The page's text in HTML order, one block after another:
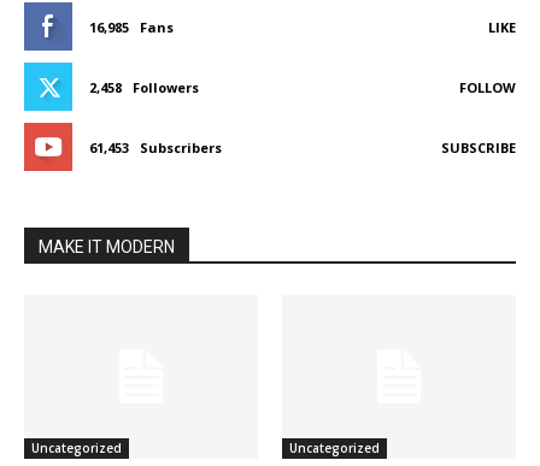
16,985 Fans LIKE
2,458 Followers FOLLOW
61,453 Subscribers SUBSCRIBE
MAKE IT MODERN
Uncategorized Uncategorized